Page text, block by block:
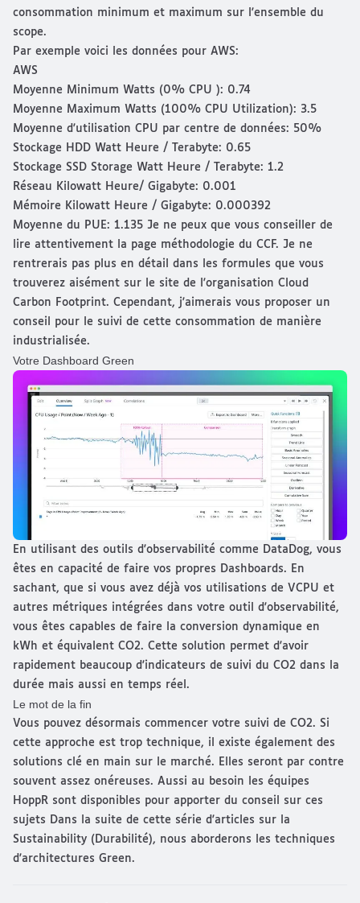
consommation minimum et maximum sur l'ensemble du
scope.
Par exemple voici les données pour AWS:
AWS
Moyenne Minimum Watts (0% CPU ): 0.74
Moyenne Maximum Watts (100% CPU Utilization): 3.5
Moyenne d'utilisation CPU par centre de données: 50%
Stockage HDD Watt Heure / Terabyte: 0.65
Stockage SSD Storage Watt Heure / Terabyte: 1.2
Réseau Kilowatt Heure/ Gigabyte: 0.001
Mémoire Kilowatt Heure / Gigabyte: 0.000392
Moyenne du PUE: 1.135 Je ne peux que vous conseiller de
lire attentivement la page méthodologie du CCF. Je ne
rentrerais pas plus en détail dans les formules que vous
trouverez aisément sur le site de l'organisation Cloud
Carbon Footprint. Cependant, j'aimerais vous proposer un
conseil pour le suivi de cette consommation de manière
industrialisée.
Votre Dashboard Green
En utilisant des outils d'observabilité comme DataDog, vous
êtes en capacité de faire vos propres Dashboards. En
sachant, que si vous avez déjà vos utilisations de VCPU et
autres métriques intégrées dans votre outil d'observabilité,
vous êtes capables de faire la conversion dynamique en
kWh et équivalent CO2. Cette solution permet d'avoir
rapidement beaucoup d'indicateurs de suivi du CO2 dans la
durée mais aussi en temps réel.
Le mot de la fin
Vous pouvez désormais commencer votre suivi de CO2. Si
cette approche est trop technique, il existe également des
solutions clé en main sur le marché. Elles seront par contre
souvent assez onéreuses. Aussi au besoin les équipes
HoppR sont disponibles pour apporter du conseil sur ces
sujets Dans la suite de cette série d'articles sur la
Sustainability (Durabilité), nous aborderons les techniques
d'architectures Green.